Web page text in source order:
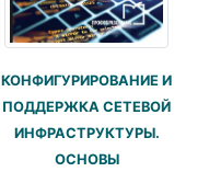
КОНФИГУРИРОВАНИЕ И
ПОДДЕРЖКА СЕТЕВОЙ
ИНФРАСТРУКТУРЫ.
ОСНОВЫ